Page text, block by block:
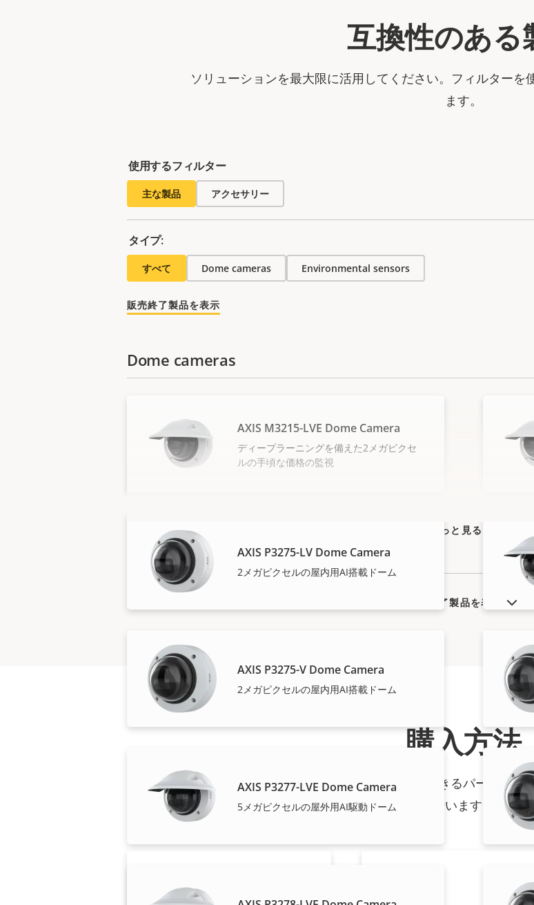
互換性のある
ソリューションを最大限に活用してください。フィルターを
ます。
使用するフィルター
主な製品 アクセサリー
タイプ:
すべて Dome cameras Environmental sensors
販売終了製品を表示
もっと見る
Dome cameras
AXIS M3215-LVE Dome Camera
ディープラーニングを備えた2メガピクセ
ルの手頃な価格の監視
AXIS P3275-LV Dome Camera
2メガピクセルの屋内用AI搭載ドーム
AXIS P3275-V Dome Camera
2メガピクセルの屋内用AI搭載ドーム
AXIS P3277-LVE Dome Camera
5メガピクセルの屋外用AI駆動ドーム
販売終了製品を表示
購入方法
Axisソリューションと個々の製品は、信頼できるパートナー
行います。